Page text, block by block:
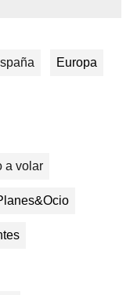
Europa
a volar